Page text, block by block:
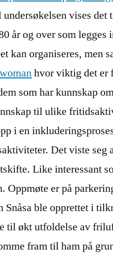
undersøkelsen vises
år og over som
kan organiseres, men
hvor viktig det er
som har kunnskap
til ulike
i en
Det viste seg
Like interessant
Oppmøte er på
Snåsa ble opprettet i
til økt utfoldelse av
fram til ham på